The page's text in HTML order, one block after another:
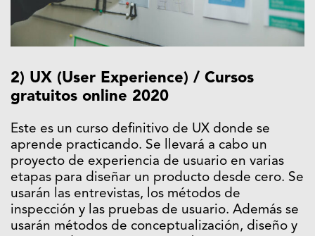
2) UX (User Experience) / Cursos
gratuitos online 2020
Este es un curso definitivo de UX donde se
aprende practicando. Se llevará a cabo un
proyecto de experiencia de usuario en varias
etapas para diseñar un producto desde cero. Se
usarán las entrevistas, los métodos de
inspección y las pruebas de usuario. Además se
usarán métodos de conceptualización, diseño y